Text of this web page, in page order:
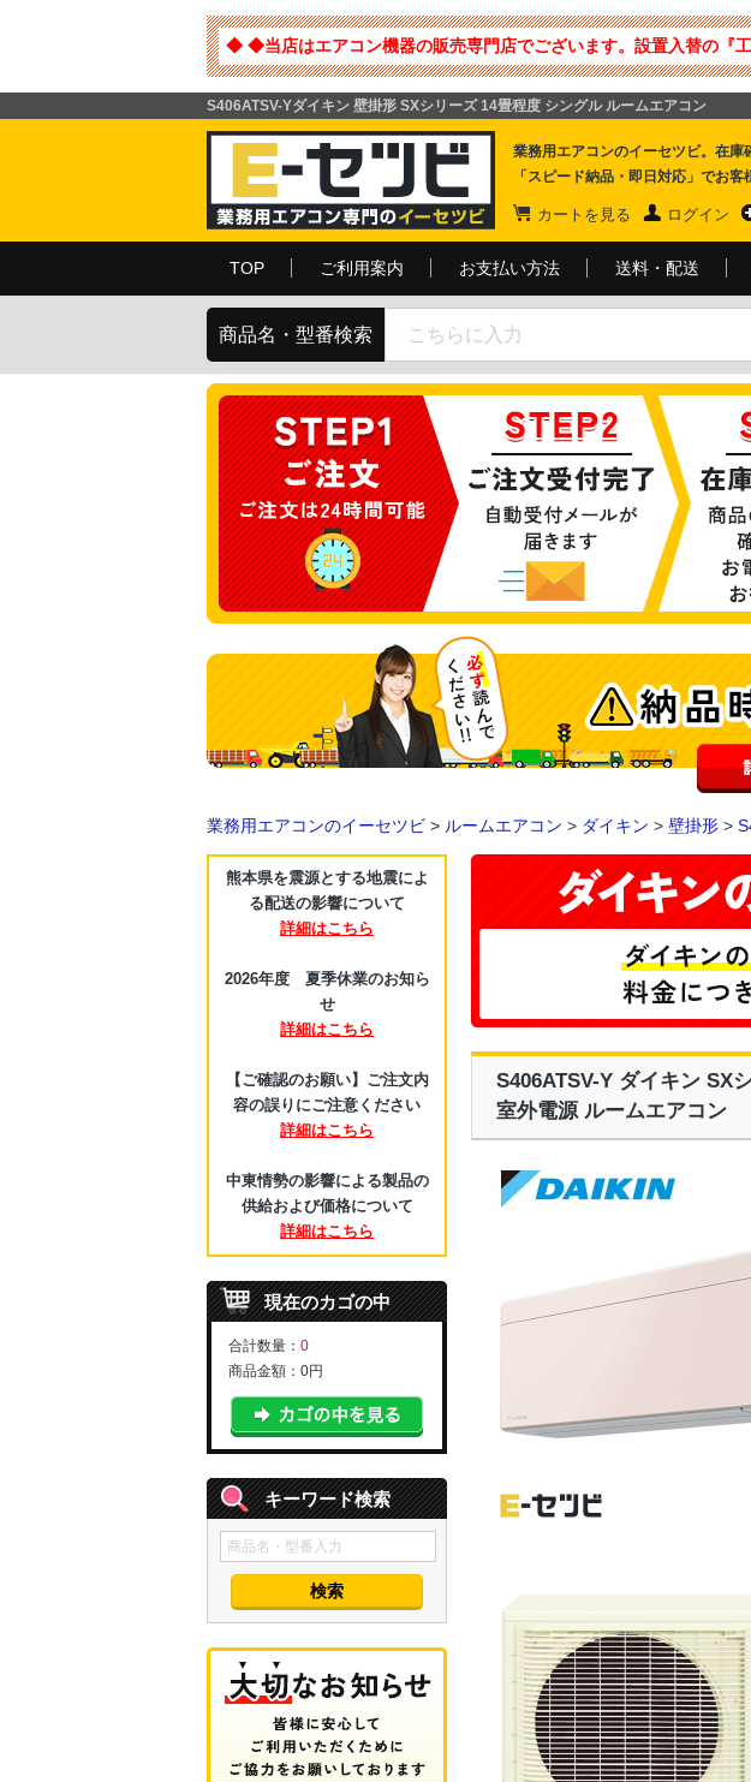
◆ ◆当店はエアコン機器の販売専門店でございます。設置入替の『
S406ATSV-Yダイキン 壁掛形 SXシリーズ 14畳程度 シングル ルームエアコン
業務用エアコンのイーセツビ。在庫
「スピード納品・即日対応」でお客
カートを見る ログイン
TOP ご利用案内 お支払い方法 送料・配送
商品名・型番検索
業務用エアコンのイーセツビ > ルームエアコン > ダイキン > 壁掛形 >
S406ATSV-Y ダイキン SX
室外電源 ルームエアコン
熊本県を震源とする地震によ
る配送の影響について
詳細はこちら
2026年度 夏季休業のお知ら
せ
詳細はこちら
【ご確認のお願い】ご注文内
容の誤りにご注意ください
詳細はこちら
中東情勢の影響による製品の
供給および価格について
詳細はこちら
現在のカゴの中
合計数量： 0
商品金額： 0円
キーワード検索